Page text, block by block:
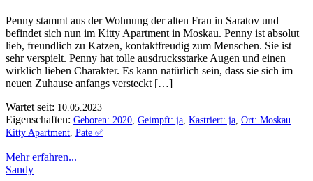
Penny stammt aus der Wohnung der alten Frau in Saratov und
befindet sich nun im Kitty Apartment in Moskau. Penny ist absolut
lieb, freundlich zu Katzen, kontaktfreudig zum Menschen. Sie ist
sehr verspielt. Penny hat tolle ausdrucksstarke Augen und einen
wirklich lieben Charakter. Es kann natürlich sein, dass sie sich im
neuen Zuhause anfangs versteckt […]
Wartet seit: 10.05.2023
Eigenschaften: Geboren: 2020 Geimpft: ja Kastriert: ja Ort: Moskau
Kitty Apartment Pate ✅️
Mehr erfahren...
Sandy